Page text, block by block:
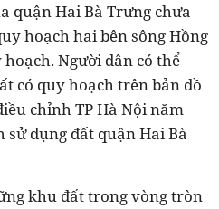
quận Hai Bà Trưng chưa
hoạch hai bên sông Hồng
Người dân có thể
có quy hoạch trên bản đồ
chỉnh TP Hà Nội năm
sử dụng đất quận Hai Bà
khu đất trong vòng tròn